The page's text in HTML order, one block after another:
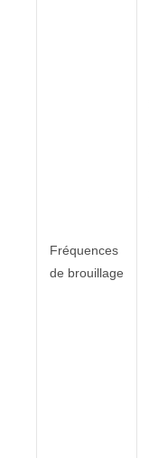
Fréquences
de brouillage